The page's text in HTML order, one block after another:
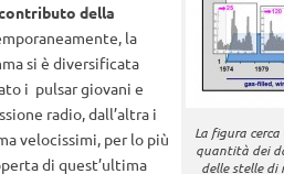
La figura
quantità dei
delle stelle
della
la
si è diversificata
i pulsar giovani e
radio, dall’altra i
velocissimi, per lo più
di quest’ultima